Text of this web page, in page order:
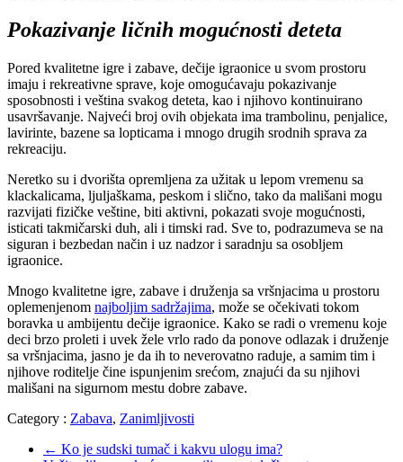
Pokazivanje ličnih mogućnosti deteta
Pored kvalitetne igre i zabave, dečije igraonice u svom prostoru
imaju i rekreativne sprave, koje omogućavaju pokazivanje
sposobnosti i veština svakog deteta, kao i njihovo kontinuirano
usavršavanje. Najveći broj ovih objekata ima trambolinu, penjalice,
lavirinte, bazene sa lopticama i mnogo drugih srodnih sprava za
rekreaciju.
Neretko su i dvorišta opremljena za užitak u lepom vremenu sa
klackalicama, ljuljaškama, peskom i slično, tako da mališani mogu
razvijati fizičke veštine, biti aktivni, pokazati svoje mogućnosti,
isticati takmičarski duh, ali i timski rad. Sve to, podrazumeva se na
siguran i bezbedan način i uz nadzor i saradnju sa osobljem
igraonice.
Mnogo kvalitetne igre, zabave i druženja sa vršnjacima u prostoru
oplemenjenom najboljim sadržajima, može se očekivati tokom
boravka u ambijentu dečije igraonice. Kako se radi o vremenu koje
deci brzo proleti i uvek žele vrlo rado da ponove odlazak i druženje
sa vršnjacima, jasno je da ih to neverovatno raduje, a samim tim i
njihove roditelje čine ispunjenim srećom, znajući da su njihovi
mališani na sigurnom mestu dobre zabave.
Category : Zabava, Zanimljivosti
← Ko je sudski tumač i kakvu ulogu ima?